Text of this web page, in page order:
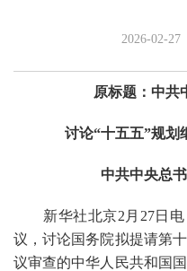
2026-02-27
原标题：中共
讨论“十五五”规划
中共中央总
新华社北京2月27日电
议，讨论国务院拟提请第
议审查的中华人民共和国